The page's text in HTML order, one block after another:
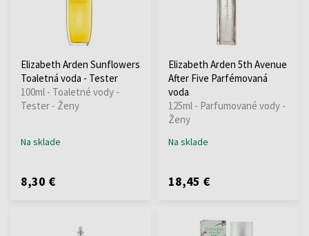
Elizabeth Arden Sunflowers
Toaletná voda - Tester
100ml - Toaletné vody -
Tester - Ženy
Na sklade
8,30 €
Elizabeth Arden 5th Avenue
After Five Parfémovaná
voda
125ml - Parfumované vody -
Ženy
Na sklade
18,45 €